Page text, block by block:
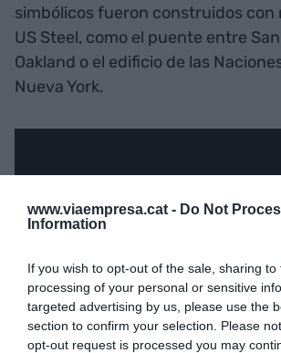
www.viaempresa.cat - Do Not
Information
If you wish to opt-out of the sale, sharing
processing of your personal or sensitive
targeted advertising by us, please use the
section to confirm your selection. Please
opt-out request is processed you may
simbólicos fueron construidos con
US Steel, como el puente entre
Oakland o el edificio de las
Nueva York.